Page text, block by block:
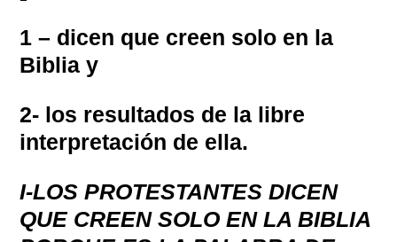
1 – dicen que creen solo en la
Biblia y
2- los resultados de la libre
interpretación de ella.
I-LOS PROTESTANTES DICEN
QUE CREEN SOLO EN LA BIBLIA